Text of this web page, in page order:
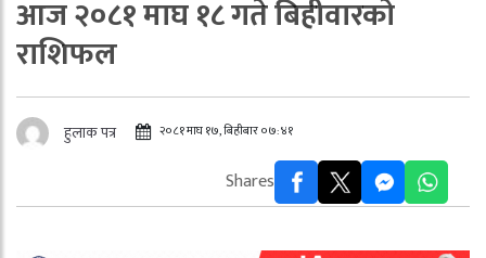
आज २०८१ माघ १८ गते बिहीवारको
राशिफल
हुलाक पत्र २०८१ माघ १७, बिहीबार ०७:४१
Shares